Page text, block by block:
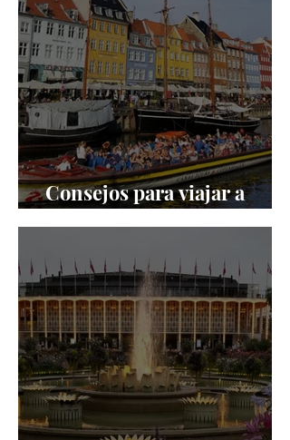
Consejos para viajar a
Copenhague